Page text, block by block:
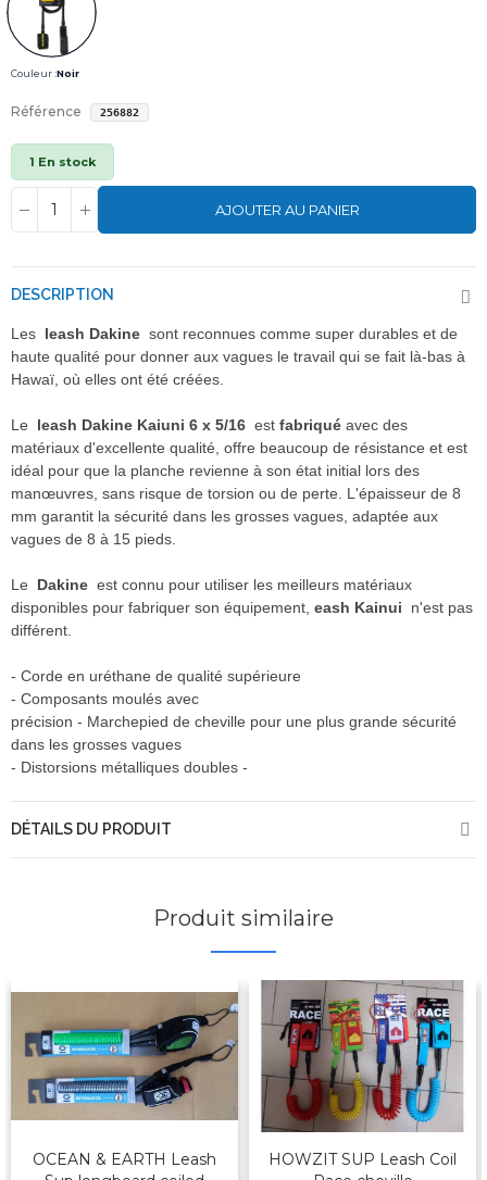
Couleur :Noir
Référence 256882
1 En stock
AJOUTER AU PANIER
DESCRIPTION
Les leash Dakine sont reconnues comme super durables et de
haute qualité pour donner aux vagues le travail qui se fait là-bas à
Hawaï, où elles ont été créées.
Le leash Dakine Kaiuni 6 x 5/16 est fabriqué avec des
matériaux d'excellente qualité, offre beaucoup de résistance et est
idéal pour que la planche revienne à son état initial lors des
manœuvres, sans risque de torsion ou de perte. L'épaisseur de 8
mm garantit la sécurité dans les grosses vagues, adaptée aux
vagues de 8 à 15 pieds.
Le Dakine est connu pour utiliser les meilleurs matériaux
disponibles pour fabriquer son équipement, eash Kainui
n'est pas
différent.
- Corde en uréthane de qualité supérieure
- Composants moulés avec
précision - Marchepied de cheville pour une plus grande sécurité
dans les grosses vagues
- Distorsions métalliques doubles -
DÉTAILS DU PRODUIT
Produit similaire
OCEAN & EARTH Leash
HOWZIT SUP Leash Coil